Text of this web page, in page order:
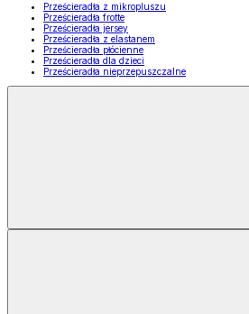
Prześcieradła z mikropluszu
Prześcieradła frotte
Prześcieradła jersey
Prześcieradła z elastanem
Prześcieradła płócienne
Prześcieradła dla dzieci
Prześcieradła nieprzepuszczalne